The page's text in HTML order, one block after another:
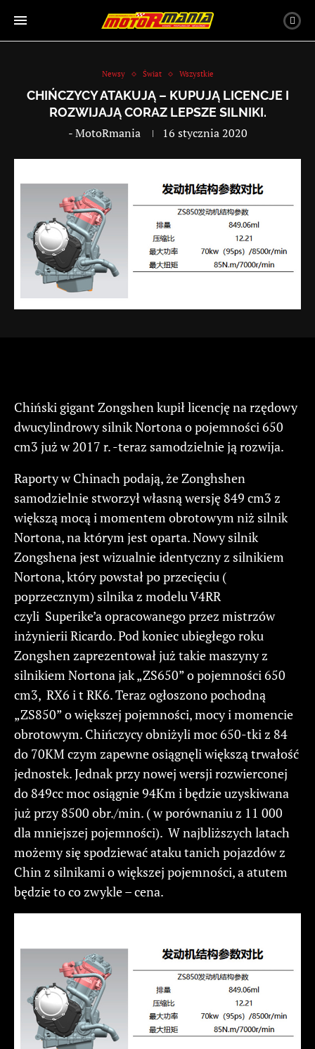
Newsy Świat Wszystkie
CHIŃCZYCY ATAKUJĄ – KUPUJĄ LICENCJE I
ROZWIJAJĄ CORAZ LEPSZE SILNIKI.
-MotoRmania 16 stycznia 2020
Chiński gigant Zongshen kupił licencję na rzędowy
dwucylindrowy silnik Nortona o pojemności 650
cm3 już w 2017 r. -teraz samodzielnie ją rozwija.
Raporty w Chinach podają, że Zonghshen
samodzielnie stworzył własną wersję 849 cm3 z
większą mocą i momentem obrotowym niż silnik
Nortona, na którym jest oparta. Nowy silnik
Zongshena jest wizualnie identyczny z silnikiem
Nortona, który powstał po przecięciu (
poprzecznym) silnika z modelu V4RR
czyli Superike’a opracowanego przez mistrzów
inżynierii Ricardo. Pod koniec ubiegłego roku
Zongshen zaprezentował już takie maszyny z
silnikiem Nortona jak „ZS650” o pojemności 650
cm3, RX6 i t RK6. Teraz ogłoszono pochodną
„ZS850” o większej pojemności, mocy i momencie
obrotowym. Chińczycy obniżyli moc 650-tki z 84
do 70KM czym zapewne osiągnęli większą trwałość
jednostek. Jednak przy nowej wersji rozwierconej
do 849cc moc osiągnie 94Km i będzie uzyskiwana
już przy 8500 obr./min. ( w porównaniu z 11 000
dla mniejszej pojemności). W najbliższych latach
możemy się spodziewać ataku tanich pojazdów z
Chin z silnikami o większej pojemności, a atutem
będzie to co zwykle – cena.